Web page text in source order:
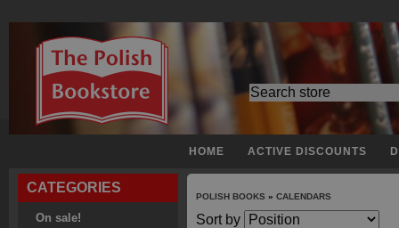
HOME ACTIVE DISCOUNTS
CATEGORIES
On sale!
POLISH BOOKS » CALENDARS
Sort by